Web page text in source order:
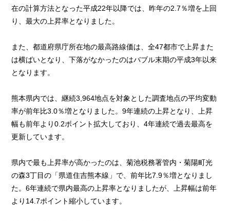
在の計算方法となった平成22年以降では、昨年の2.7％増を上回
り、最大の上昇率となりました。
また、都道府県庁所在地の最高路線価は、全47都市で上昇また
は横ばいとなり、下落がなかったのはバブル末期の平成3年以来
となります。
熊本県内では、継続3,964地点を対象とした調査地点の平均変動
率が前年比3.0％増となりました。9年連続の上昇となり、上昇
幅も前年より0.2ポイント拡大しており、4年連続で過去最高を
更新しています。
県内で最も上昇率が高かったのは、菊池税務署管内・菊陽町光
の森3丁目の「県道住吉熊本線」で、前年比7.9％増となりまし
た。6年連続で県内最高の上昇率となりましたが、上昇幅は前年
より14.7ポイント縮小しています。